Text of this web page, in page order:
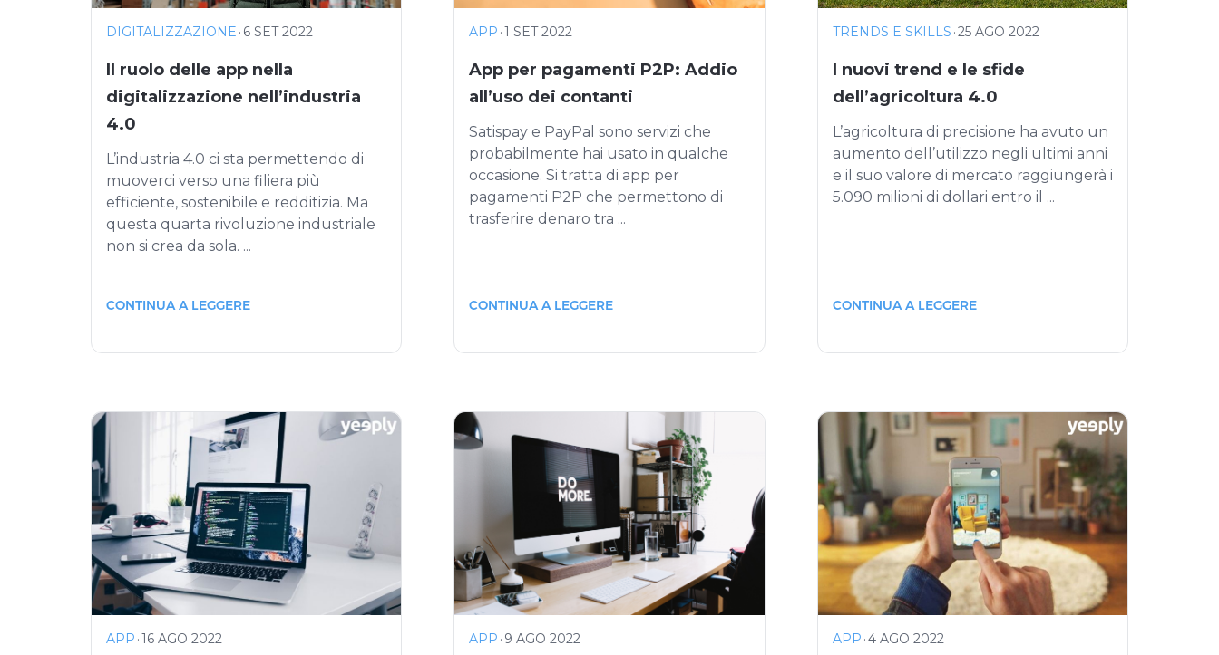
DIGITALIZZAZIONE · 6 SET 2022
Il ruolo delle app nella
digitalizzazione nell’industria
4.0
L’industria 4.0 ci sta permettendo di
muoverci verso una filiera più
efficiente, sostenibile e redditizia. Ma
questa quarta rivoluzione industriale
non si crea da sola. ...
CONTINUA A LEGGERE
APP ·1 SET 2022
App per pagamenti P2P: Addio
all’uso dei contanti
Satispay e PayPal sono servizi che
probabilmente hai usato in qualche
occasione. Si tratta di app per
pagamenti P2P che permettono di
trasferire denaro tra ...
CONTINUA A LEGGERE
TRENDS E SKILLS ·25 AGO 2022
I nuovi trend e le sfide
dell’agricoltura 4.0
L’agricoltura di precisione ha avuto un
aumento dell’utilizzo negli ultimi anni
e il suo valore di mercato raggiungerà i
5.090 milioni di dollari entro il ...
CONTINUA A LEGGERE
APP ·16 AGO 2022 APP · 9 AGO 2022 APP ·4 AGO 2022